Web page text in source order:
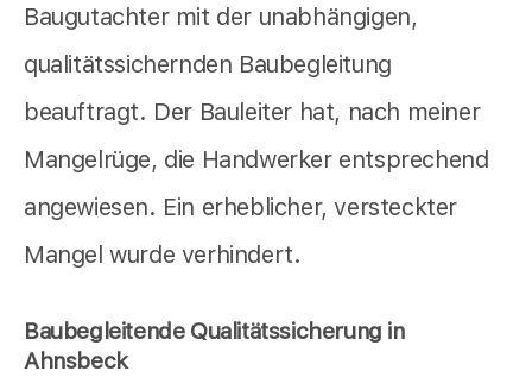
Baugutachter mit der unabhängigen,
qualitätssichernden Baubegleitung
beauftragt. Der Bauleiter hat, nach meiner
Mangelrüge, die Handwerker entsprechend
angewiesen. Ein erheblicher, versteckter
Mangel wurde verhindert.
Baubegleitende Qualitätssicherung in
Ahnsbeck